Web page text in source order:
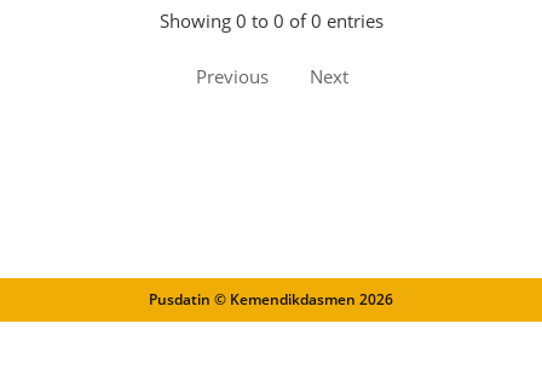
Showing 0 to 0 of 0 entries
Previous Next
Pusdatin © Kemendikdasmen 2026